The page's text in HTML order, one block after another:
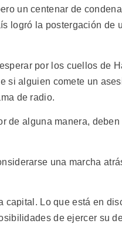
un centenar de
logró la postergación de
por los cuellos de
si alguien comete un
de radio.
de alguna manera, deben
una marcha
capital. Lo que está en
de ejercer su